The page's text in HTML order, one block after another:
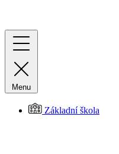
Menu
Základní škola